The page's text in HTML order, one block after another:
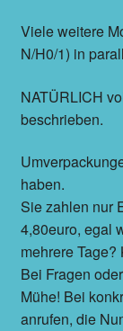
Viele weitere
N/H0/1) in
NATÜRLICH
beschrieben.
haben.
Sie zahlen nur
4,80euro, egal
mehrere
Bei Fragen
Mühe! Bei
anrufen, die